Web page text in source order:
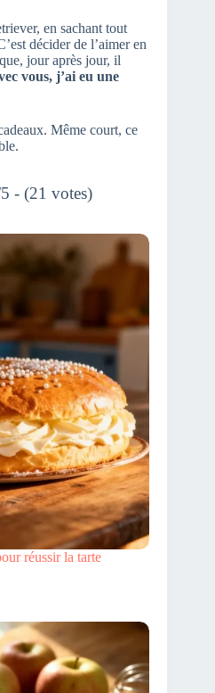
en sachant tout
décider de l’aimer en
jour après jour, il
vous, j’ai eu une
Même court, ce
- (21 votes)
réussir la tarte